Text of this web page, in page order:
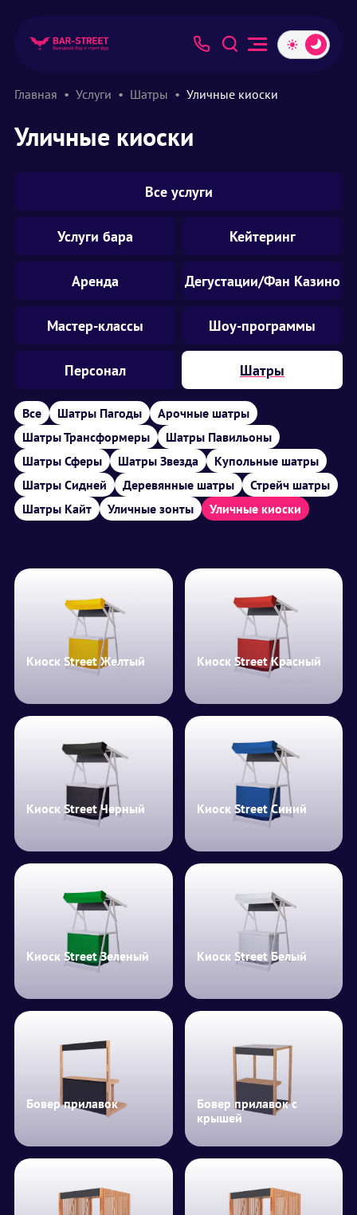
Главная Услуги Шатры Уличные киоски
Уличные киоски
Все услуги
Услуги бара Кейтеринг
Аренда Дегустации/Фан Казино
Мастер-классы Шоу-программы
Персонал Шатры
Все Шатры Пагоды
Арочные шатры
Шатры Трансформеры
Шатры Павильоны
Шатры Сферы
Шатры Звезда
Купольные шатры
Шатры Сидней
Деревянные шатры
Стрейч шатры
Шатры Кайт
Уличные зонты Уличные киоски
Киоск Street Желтый Киоск Street Красный
Киоск Street Черный Киоск Street Синий
Киоск Street Зеленый Киоск Street Белый
Бовер прилавок
Бовер прилавок с
крышей